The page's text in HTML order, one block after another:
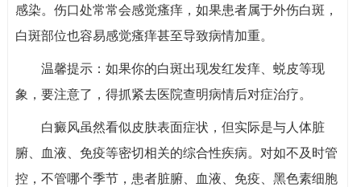
感染。伤口处常常会感觉瘙痒，如果患者属于外伤白斑，
白斑部位也容易感觉瘙痒甚至导致病情加重。
温馨提示：如果你的白斑出现发红发痒、蜕皮等现
象，要注意了，得抓紧去医院查明病情后对症治疗。
白癜风虽然看似皮肤表面症状，但实际是与人体脏
腑、血液、免疫等密切相关的综合性疾病。对如不及时管
控，不管哪个季节，患者脏腑、血液、免疫、黑色素细胞